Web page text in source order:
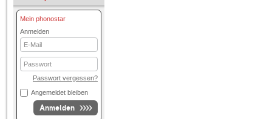
Mein phonostar
Anmelden
E-
Mail
Passwort
Passwort vergessen?
Angemeldet bleiben
Anmelden